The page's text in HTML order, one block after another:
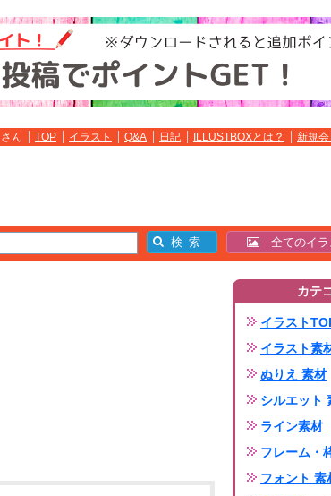
さん TOP イラスト Q&A 日記 ILLUSTBOXとは？ 新規
全てのイラ
カテ
イラスト
イラスト素
ぬりえ 素材
シルエット
ライン素材
フレーム・
フォント 素